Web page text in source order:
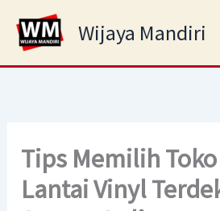
content
Wijaya Mandiri
Tips Memilih
Lantai Vinyl